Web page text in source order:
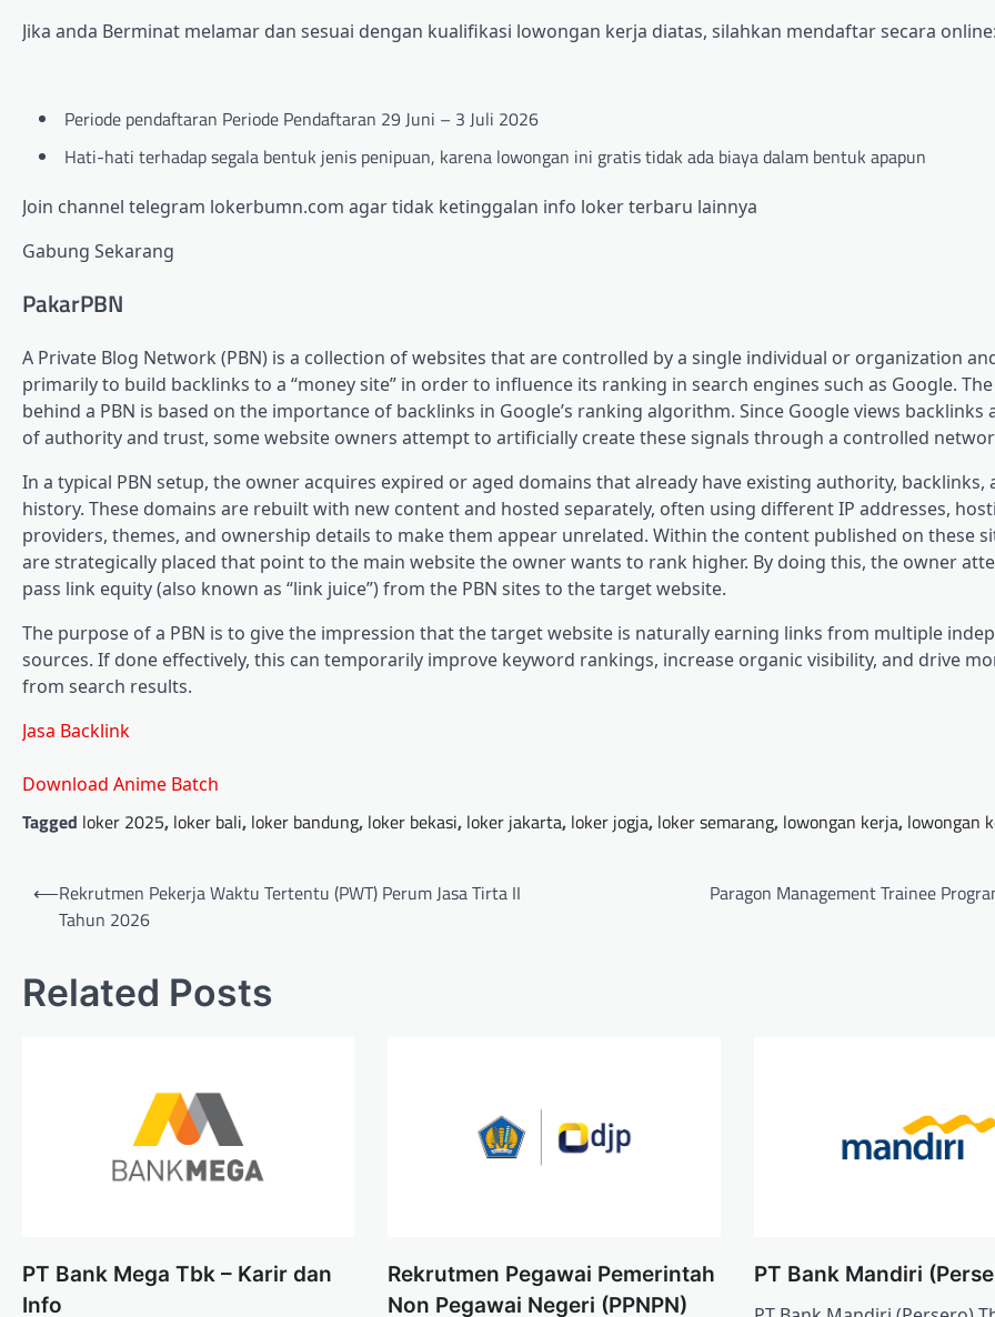
Jika anda Berminat melamar dan sesuai dengan kualifikasi lowongan kerja diatas, silahkan mendaftar secara
Periode pendaftaran Periode Pendaftaran 29 Juni – 3 Juli 2026
Hati-hati terhadap segala bentuk jenis penipuan, karena lowongan ini gratis tidak ada biaya dalam bentuk apapun
Join channel telegram lokerbumn.com agar tidak ketinggalan info loker terbaru lainnya
Gabung Sekarang
PakarPBN
A Private Blog Network (PBN) is a collection of websites that are controlled by a single individual or organization
primarily to build backlinks to a “money site” in order to influence its ranking in search engines such as Google.
behind a PBN is based on the importance of backlinks in Google’s ranking algorithm. Since Google views backlinks
of authority and trust, some website owners attempt to artificially create these signals through a controlled
In a typical PBN setup, the owner acquires expired or aged domains that already have existing authority, backlinks,
history. These domains are rebuilt with new content and hosted separately, often using different IP addresses,
providers, themes, and ownership details to make them appear unrelated. Within the content published on these
are strategically placed that point to the main website the owner wants to rank higher. By doing this, the owner
pass link equity (also known as “link juice”) from the PBN sites to the target website.
The purpose of a PBN is to give the impression that the target website is naturally earning links from multiple
sources. If done effectively, this can temporarily improve keyword rankings, increase organic visibility, and drive
from search results.
Jasa Backlink
Download Anime Batch
Tagged loker 2025, loker bali, loker bandung, loker bekasi, loker jakarta, loker jogja, loker semarang, lowongan kerja, lowongan
Post
navigation
⟵Rekrutmen Pekerja Waktu Tertentu (PWT) Perum Jasa Tirta II
Tahun 2026
Paragon Management Trainee
Related Posts
PT Bank Mega Tbk – Karir dan
Info
Rekrutmen Pegawai Pemerintah
Non Pegawai Negeri (PPNPN)
PT Bank Mandiri